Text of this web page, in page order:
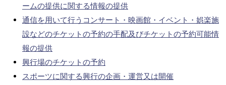
ームの提供に関する情報の提供
通信を用いて行うコンサート・映画館・イベント・娯楽施
設などのチケットの予約の手配及びチケットの予約可能情
報の提供
興行場のチケットの予約
スポーツに関する興行の企画・運営又は開催